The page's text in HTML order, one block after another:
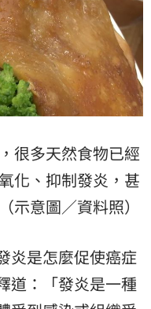
很多天然食物已經
化、抑制發炎，甚
示意圖／資料照）
炎是怎麼促使癌症
道：「發炎是一種